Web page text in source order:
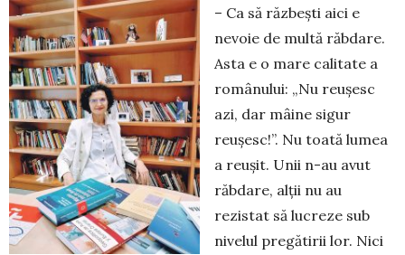
– Ca să răzbești aici e
nevoie de multă răbdare.
Asta e o mare calitate a
românului: „Nu reușesc
azi, dar mâine sigur
reușesc!”. Nu toată lumea
a reușit. Unii n-au avut
răbdare, alții nu au
rezistat să lucreze sub
nivelul pregătirii lor. Nici